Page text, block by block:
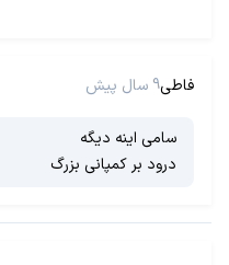
فاطی9 سال پیش
سامی اینه دیگه
درود بر کمپانی بزرگ